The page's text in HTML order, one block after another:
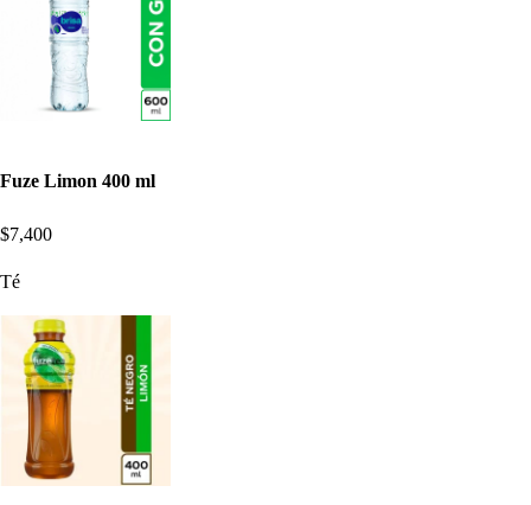
Fuze Limon 400 ml
$7,400
Té